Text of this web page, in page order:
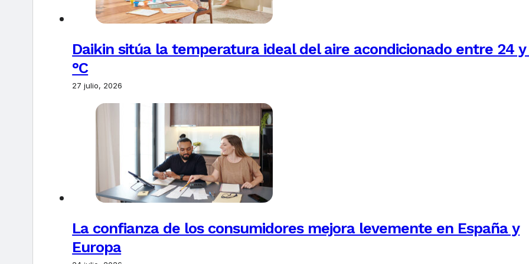
Daikin sitúa la temperatura ideal del aire acondicionado entre 24 y
°C
27 julio, 2026
La confianza de los consumidores mejora levemente en España y
Europa